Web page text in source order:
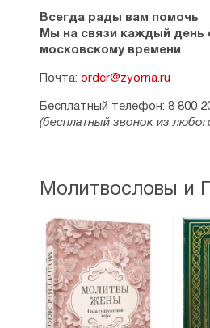
Всегда рады вам помочь
Мы на связи каждый день
московскому времени
Почта: order@zyorna.ru
Бесплатный телефон: 8 800
(бесплатный звонок из
Молитвословы и